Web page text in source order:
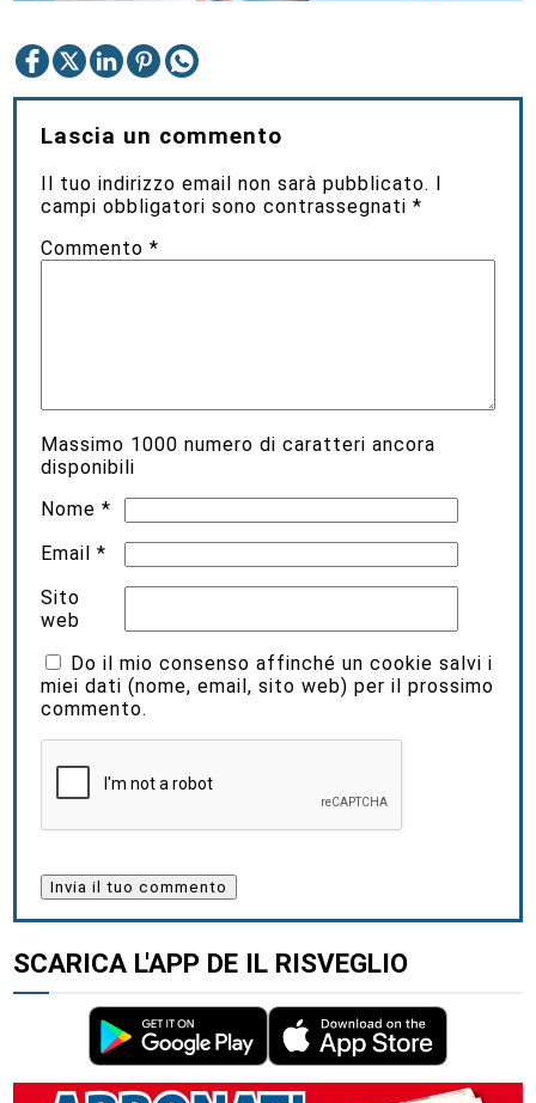
Lascia un commento
Il tuo indirizzo email non sarà pubblicato. I
campi obbligatori sono contrassegnati*
Commento*
Massimo 1000 numero di caratteri ancora
disponibili
Nome*
Email*
Sito
web
Do il mio consenso affinché un cookie salvi i
miei dati (nome, email, sito web) per il prossimo
commento.
SCARICA L'APP DE IL RISVEGLIO